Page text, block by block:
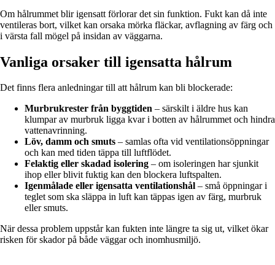
Om hålrummet blir igensatt förlorar det sin funktion. Fukt kan då inte
ventileras bort, vilket kan orsaka mörka fläckar, avflagning av färg och
i värsta fall mögel på insidan av väggarna.
Vanliga orsaker till igensatta hålrum
Det finns flera anledningar till att hålrum kan bli blockerade:
Murbrukrester från byggtiden – särskilt i äldre hus kan
klumpar av murbruk ligga kvar i botten av hålrummet och hindra
vattenavrinning.
Löv, damm och smuts – samlas ofta vid ventilationsöppningar
och kan med tiden täppa till luftflödet.
Felaktig eller skadad isolering – om isoleringen har sjunkit
ihop eller blivit fuktig kan den blockera luftspalten.
Igenmålade eller igensatta ventilationshål – små öppningar i
teglet som ska släppa in luft kan täppas igen av färg, murbruk
eller smuts.
När dessa problem uppstår kan fukten inte längre ta sig ut, vilket ökar
risken för skador på både väggar och inomhusmiljö.